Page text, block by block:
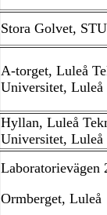
Stora Golvet,
A-torget, Luleå
Universitet, Luleå
Hyllan, Luleå
Universitet, Luleå
Laboratorievägen
Ormberget, Luleå